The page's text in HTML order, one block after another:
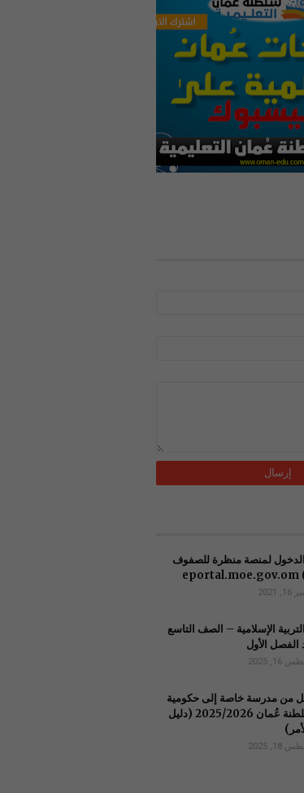
لمنصة منظرة للصفوف
الإسلامية – الصف التاسع
الفصل الأول
16, 2025
من مدرسة خاصة إلى حكومية
في سلطنة عُمان 2025/2026 (دليل
18, 2025